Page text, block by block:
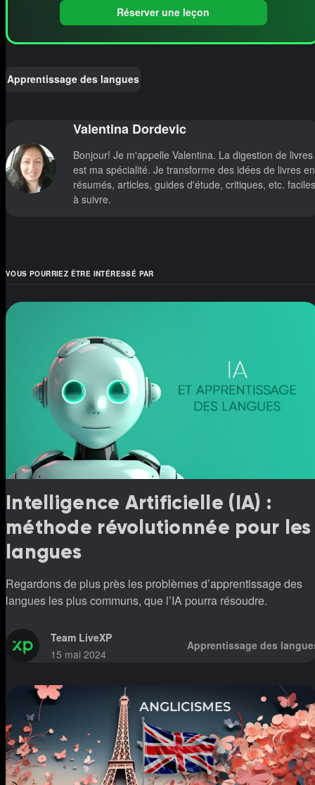
Réserver une leçon
Apprentissage des langues
Valentina Dordevic
Bonjour! Je m'appelle Valentina. La digestion de livres
est ma spécialité. Je transforme des idées de livres en
résumés, articles, guides d'étude, critiques, etc. faciles
à suivre.
VOUS POURRIEZ ÊTRE INTÉRESSÉ PAR
Intelligence Artificielle (IA) :
méthode révolutionnée pour les
langues
Regardons de plus près les problèmes d’apprentissage des
langues les plus communs, que l’IA pourra résoudre.
Team LiveXP
15 mai 2024
Apprentissage des